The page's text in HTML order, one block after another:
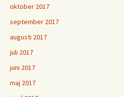
oktober 2017
september 2017
augusti 2017
juli 2017
juni 2017
maj 2017